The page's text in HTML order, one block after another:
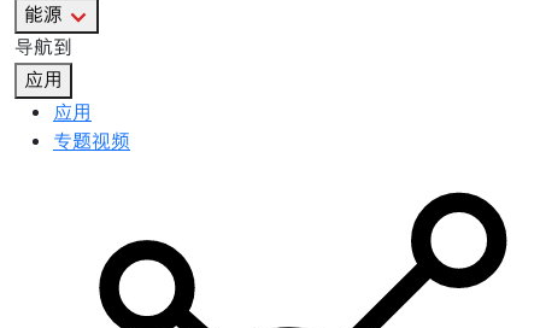
能源
导航到
应用
应用
专题视频